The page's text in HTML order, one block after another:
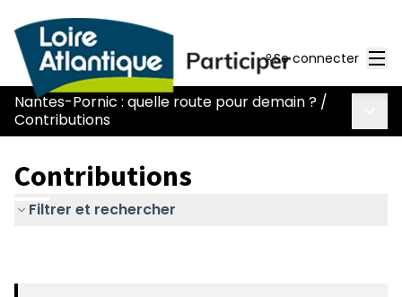
Se connecter
Nantes-Pornic : quelle route pour demain ? /
Contributions
Contributions
Filtrer et rechercher